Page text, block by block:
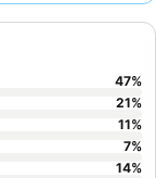
gratuito, que
que procuram
recomenda-se a
47%
21%
11%
7%
14%